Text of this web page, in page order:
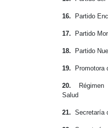
16. Partido
17. Partido
18. Partido
19. Promotora
20.
Salud
21. Secretaría